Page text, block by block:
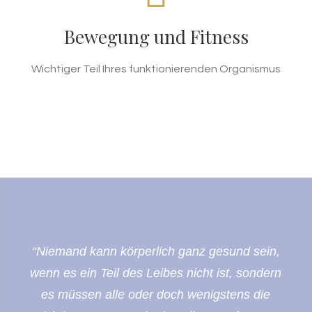
Bewegung und Fitness
Wichtiger Teil Ihres funktionierenden Organismus
Muskulatur. Diese konsequent aufzubauen, ist
“Niemand kann körperlich ganz gesund sein,
wenn es ein Teil des Leibes nicht ist, sondern
es müssen alle oder doch wenigstens die